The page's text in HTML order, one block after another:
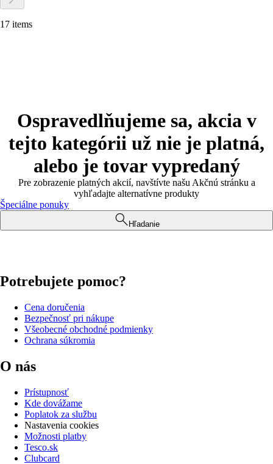
17 items
Ospravedlňujeme sa, akcia v
tejto kategórii už nie je platná,
alebo je tovar vypredaný
Pre zobrazenie platných akcií, navštívte našu Akčnú stránku a
vyhľadajte alternatívne produkty
Špeciálne ponuky
Hľadanie
Potrebujete pomoc?
Cena doručenia
Bezpečnosť pri nákupe
Všeobecné obchodné podmienky
Ochrana súkromia
O nás
Prístupnosť
Kde dovážame
Poplatok za službu
Nastavenia cookies
Možnosti platby
Tesco.sk
Clubcard